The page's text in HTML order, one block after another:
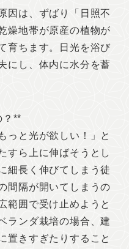
因は、ずばり「日照不
燥地帯が原産の植物が
育ちます。日光を浴び
にし、体内に水分を蓄
？**
っと光が欲しい！」と
すら上に伸ばそうとし
細長く伸びてしまう徒
間隔が開いてしまうの
範囲で受け止めようと
ランダ栽培の場合、建
置きすぎたりすること